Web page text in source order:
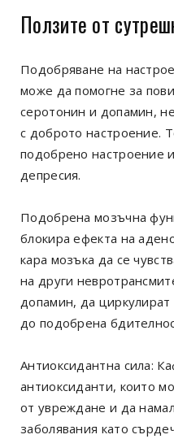
Ползите от
Подобряване на
може да помогне за
серотонин и допамин,
с доброто настроение.
подобрено настроение
депресия.
Подобрена мозъчна
блокира ефекта на
кара мозъка да се
на други
допамин, да
до подобрена
Антиоксидантна сила:
антиоксиданти, които
от увреждане и да
заболявания като